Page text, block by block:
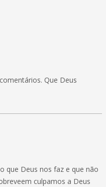
Que Deus
que Deus nos faz e que não
culpamos a Deus